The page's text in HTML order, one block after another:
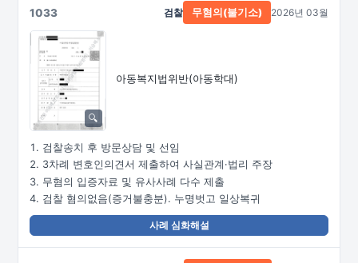
1033
아동복지법위반(아동학대)
검찰 무혐의(불기소) 2026년 03월
검찰송치 후 방문상담 및 선임
3차례 변호인의견서 제출하여 사실관계·법리 주장
무혐의 입증자료 및 유사사례 다수 제출
검찰 혐의없음(증거불충분). 누명벗고 일상복귀
사례 심화해설